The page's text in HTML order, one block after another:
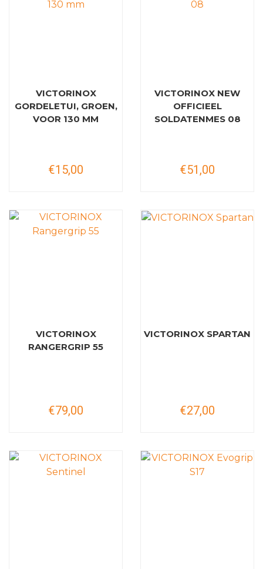
VICTORINOX
GORDELETUI, GROEN,
VOOR 130 MM
€15,00
VICTORINOX NEW
OFFICIEEL
SOLDATENMES 08
€51,00
VICTORINOX
RANGERGRIP 55
€79,00
VICTORINOX SPARTAN
€27,00